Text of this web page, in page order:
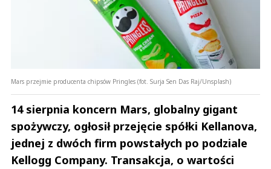
Mars przejmie producenta chipsów Pringles (fot. Surja Sen Das Raj/Unsplash)
14 sierpnia koncern Mars, globalny gigant
spożywczy, ogłosił przejęcie spółki Kellanova,
jednej z dwóch firm powstałych po podziale
Kellogg Company. Transakcja, o wartości